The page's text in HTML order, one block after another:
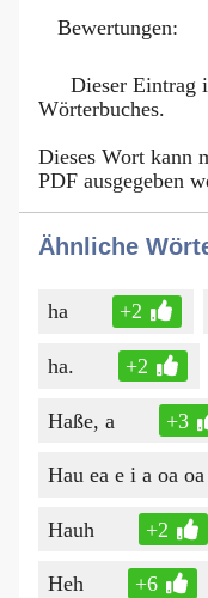
Bewertungen:
Dieser Eintrag
Wörterbuches.
Dieses Wort kann
PDF ausgegeben
Ähnliche
ha +2
ha. +2
Haße, a +3
Hau ea e i a oa oa
Hauh +2
Heh +6